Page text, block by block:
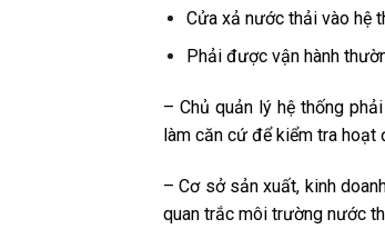
Cửa xả nước thải vào hệ
Phải được vận hành
– Chủ quản lý hệ thống
làm căn cứ để kiểm tra hoạt
– Cơ sở sản xuất, kinh
quan trắc môi trường nước